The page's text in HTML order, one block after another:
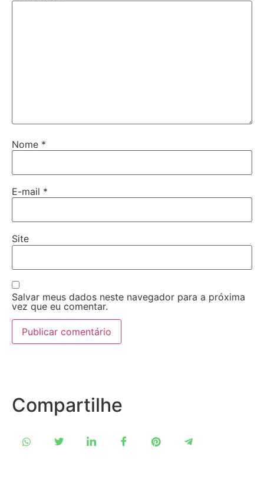
Nome *
E-mail *
Site
Salvar meus dados neste navegador para a próxima
vez que eu comentar.
Compartilhe